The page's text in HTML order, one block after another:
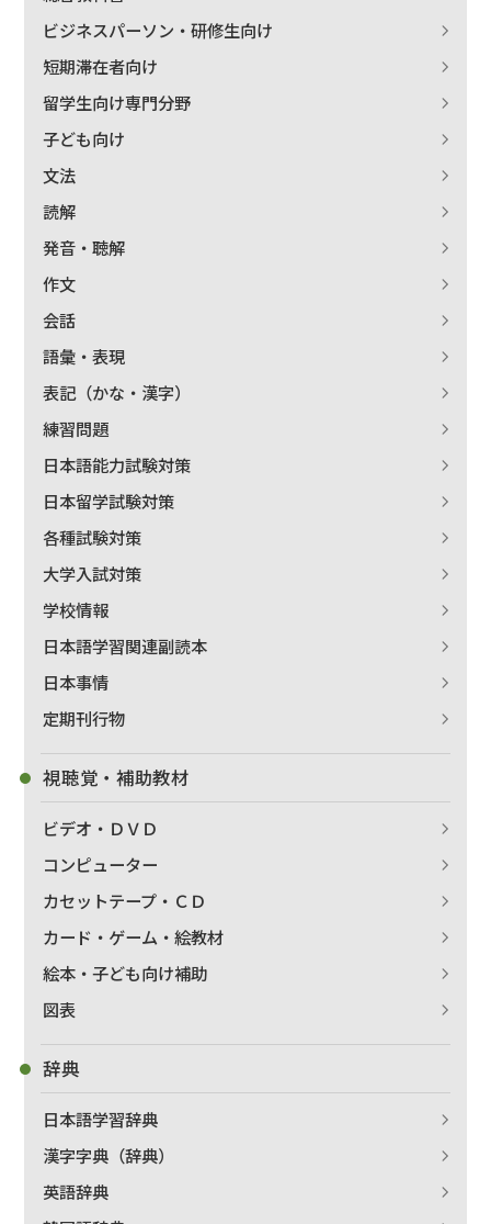
著者名で絞り込む
ビジネスパーソン・研修生向け
短期滞在者向け
留学生向け専門分野
子ども向け
文法
読解
発音・聴解
作文
会話
語彙・表現
表記（かな・漢字）
練習問題
日本語能力試験対策
日本留学試験対策
各種試験対策
大学入試対策
学校情報
日本語学習関連副読本
日本事情
定期刊行物
視聴覚・補助教材
ビデオ・ＤＶＤ
コンピューター
カセットテープ・ＣＤ
カード・ゲーム・絵教材
絵本・子ども向け補助
図表
辞典
日本語学習辞典
漢字字典（辞典）
英語辞典